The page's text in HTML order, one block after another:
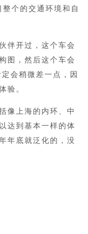
个的交通环境和自
伴开过，这个车会
图，然后这个车会
会稍微差一点，因
验。
像上海的内环、中
达到基本一样的体
年底就泛化的，没